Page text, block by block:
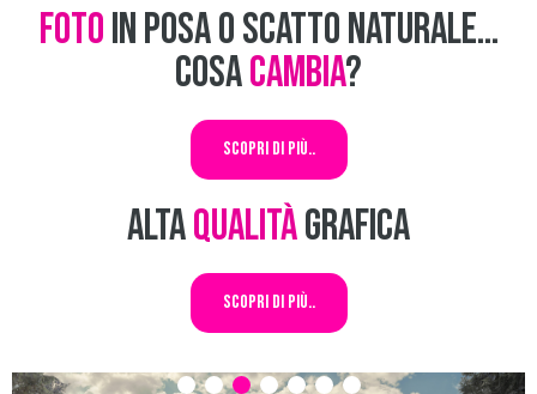
Fotoin posa o scatto naturale...
Cosacambia?
Scopri di più..
AltaQualitàGrafica
Scopri di più..